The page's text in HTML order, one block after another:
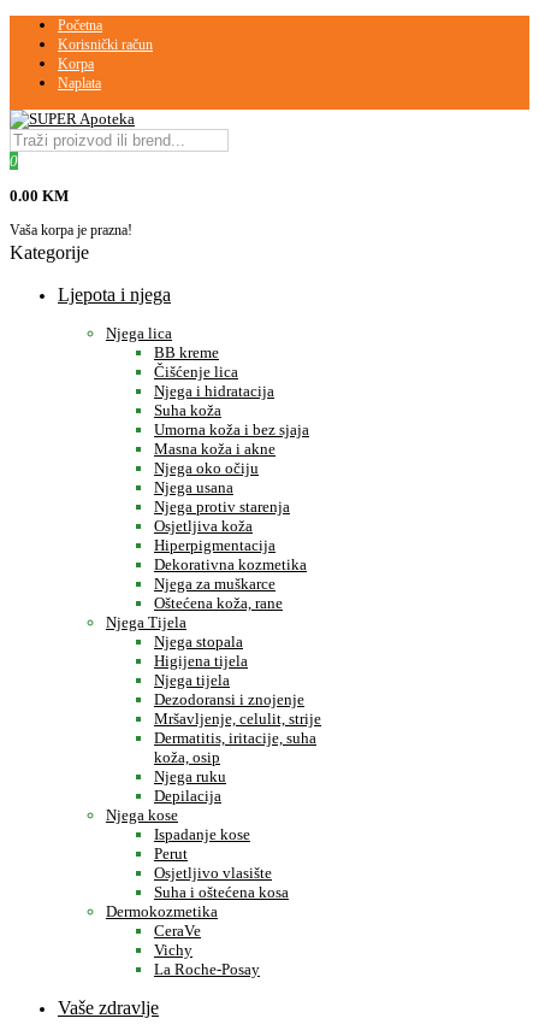
Početna
Korisnički račun
Korpa
Naplata
0
0.00 KM
Vaša korpa je prazna!
Kategorije
Ljepota i njega
Njega lica
BB kreme
Čišćenje lica
Njega i hidratacija
Suha koža
Umorna koža i bez sjaja
Masna koža i akne
Njega oko očiju
Njega usana
Njega protiv starenja
Osjetljiva koža
Hiperpigmentacija
Dekorativna kozmetika
Njega za muškarce
Oštećena koža, rane
Njega Tijela
Njega stopala
Higijena tijela
Njega tijela
Dezodoransi i znojenje
Mršavljenje, celulit, strije
Dermatitis, iritacije, suha
koža, osip
Njega ruku
Depilacija
Njega kose
Ispadanje kose
Perut
Osjetljivo vlasište
Suha i oštećena kosa
Dermokozmetika
CeraVe
Vichy
La Roche-Posay
Vaše zdravlje